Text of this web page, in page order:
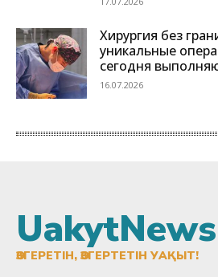
UakytNews
ӨЗГЕРЕТІН, ӨЗГЕРТЕТІН УАҚЫТ!